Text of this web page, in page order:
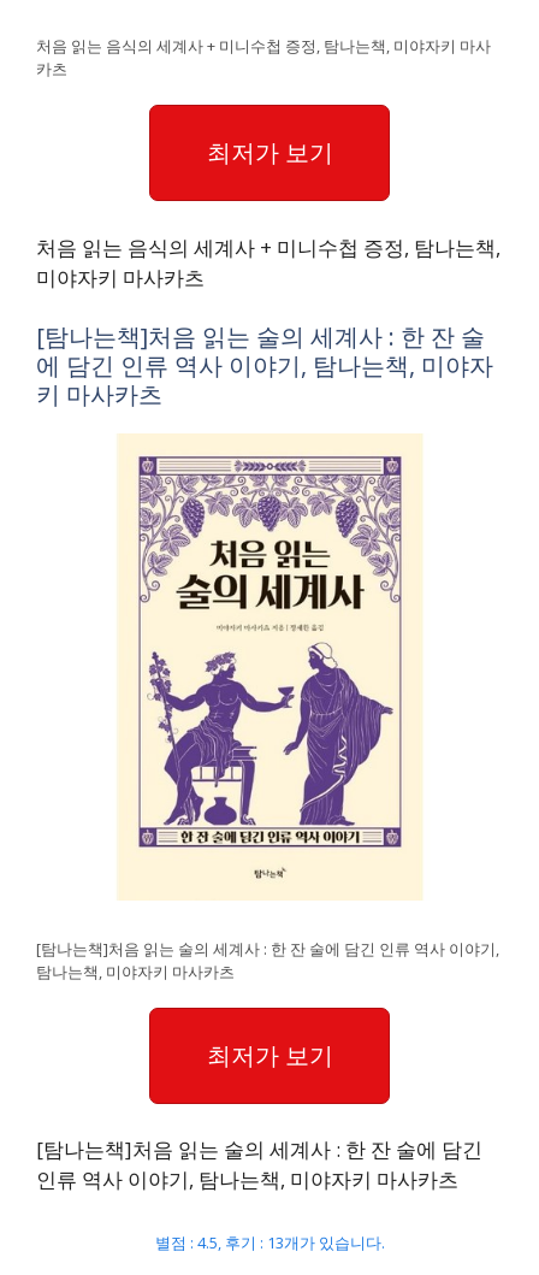
처음 읽는 음식의 세계사 + 미니수첩 증정, 탐나는책, 미야자키 마사
카츠
최저가 보기
처음 읽는 음식의 세계사 + 미니수첩 증정, 탐나는책,
미야자키 마사카츠
[탐나는책]처음 읽는 술의 세계사 : 한 잔 술
에 담긴 인류 역사 이야기, 탐나는책, 미야자
키 마사카츠
[탐나는책]처음 읽는 술의 세계사 : 한 잔 술에 담긴 인류 역사 이야기,
탐나는책, 미야자키 마사카츠
최저가 보기
[탐나는책]처음 읽는 술의 세계사 : 한 잔 술에 담긴
인류 역사 이야기, 탐나는책, 미야자키 마사카츠
별점 : 4.5, 후기 : 13개가 있습니다.